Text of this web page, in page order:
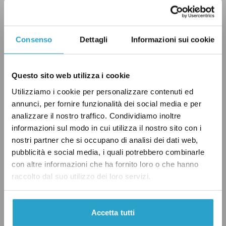
Consenso Dettagli Informazioni sui cookie
Questo sito web utilizza i cookie
Utilizziamo i cookie per personalizzare contenuti ed
annunci, per fornire funzionalità dei social media e per
analizzare il nostro traffico. Condividiamo inoltre
informazioni sul modo in cui utilizza il nostro sito con i
nostri partner che si occupano di analisi dei dati web,
pubblicità e social media, i quali potrebbero combinarle
con altre informazioni che ha fornito loro o che hanno
raccolto dal suo utilizzo dei loro servizi.
Accetta tutti
Quando Letta parla di un calo degli occupati di
«mezzo milione» molto probabilmentefa
riferimento
al numero degli occupati persi tra
dicembre 2020 e dicembre 2019 o al calo
rispetto allo stesso periodo del 2019 (entrambi
raccolti con la vecchia metodologia). Nel
rapporto Il mercato del lavoro 2020, uscito a
fine febbraio e realizzato da Istat, Inps e
Ministero del Lavoro,si leggeinfatti che «nel
2020 il mercato del lavoro sconta l’effetto della
pandemia con un calo tendenziale
dell’occupazione senza precedenti (-470 mila